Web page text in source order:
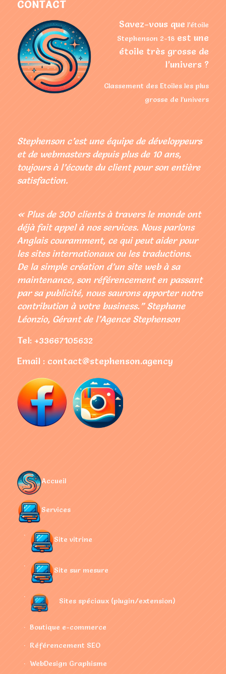
CONTACT
Savez-vous que l’étoile
Stephenson 2-18 est une
étoile très grosse de
l’univers ?
Classement des Etoiles les plus
grosse de l’univers
Stephenson c’est une équipe de développeurs
et de webmasters depuis plus de 10 ans,
toujours à l’écoute du client pour son entière
satisfaction.
« Plus de 300 clients à travers le monde ont
déjà fait appel à nos services. Nous parlons
Anglais couramment, ce qui peut aider pour
les sites internationaux ou les traductions.
De la simple création d’un site web à sa
maintenance, son référencement en passant
par sa publicité, nous saurons apporter notre
contribution à votre business.” Stephane
Léonzio, Gérant de l’Agence Stephenson
Tel: +33667105632
Email : contact@stephenson.agency
Accueil
Services
Site vitrine
Site sur mesure
Sites spéciaux (plugin/extension)
Boutique e-commerce
Référencement SEO
WebDesign Graphisme